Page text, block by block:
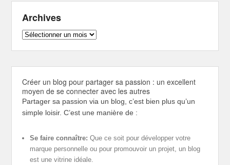
Archives
Archives
Créer un blog pour partager sa passion : un excellent
moyen de se connecter avec les autres
Partager sa passion via un blog, c’est bien plus qu’un
simple loisir. C’est une manière de :
Se faire connaître: Que ce soit pour développer votre
marque personnelle ou pour promouvoir un projet, un blog
est une vitrine idéale.